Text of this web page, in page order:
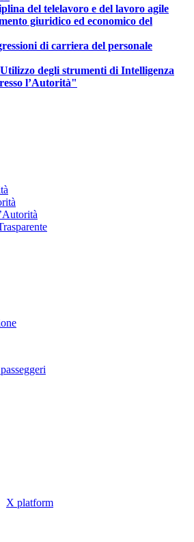
del telelavoro e del lavoro agile
giuridico ed economico del
di carriera del personale
degli strumenti di Intelligenza
l’Autorità"
X platform